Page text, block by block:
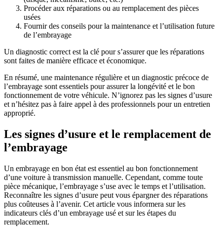
Procéder aux réparations ou au remplacement des pièces
usées
Fournir des conseils pour la maintenance et l’utilisation future
de l’embrayage
Un diagnostic correct est la clé pour s’assurer que les réparations
sont faites de manière efficace et économique.
En résumé, une maintenance régulière et un diagnostic précoce de
l’embrayage sont essentiels pour assurer la longévité et le bon
fonctionnement de votre véhicule. N’ignorez pas les signes d’usure
et n’hésitez pas à faire appel à des professionnels pour un entretien
approprié.
Les signes d’usure et le remplacement de
l’embrayage
Un embrayage en bon état est essentiel au bon fonctionnement
d’une voiture à transmission manuelle. Cependant, comme toute
pièce mécanique, l’embrayage s’use avec le temps et l’utilisation.
Reconnaître les signes d’usure peut vous épargner des réparations
plus coûteuses à l’avenir. Cet article vous informera sur les
indicateurs clés d’un embrayage usé et sur les étapes du
remplacement.